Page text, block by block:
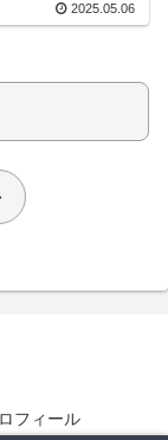
2025.05.06
フィール